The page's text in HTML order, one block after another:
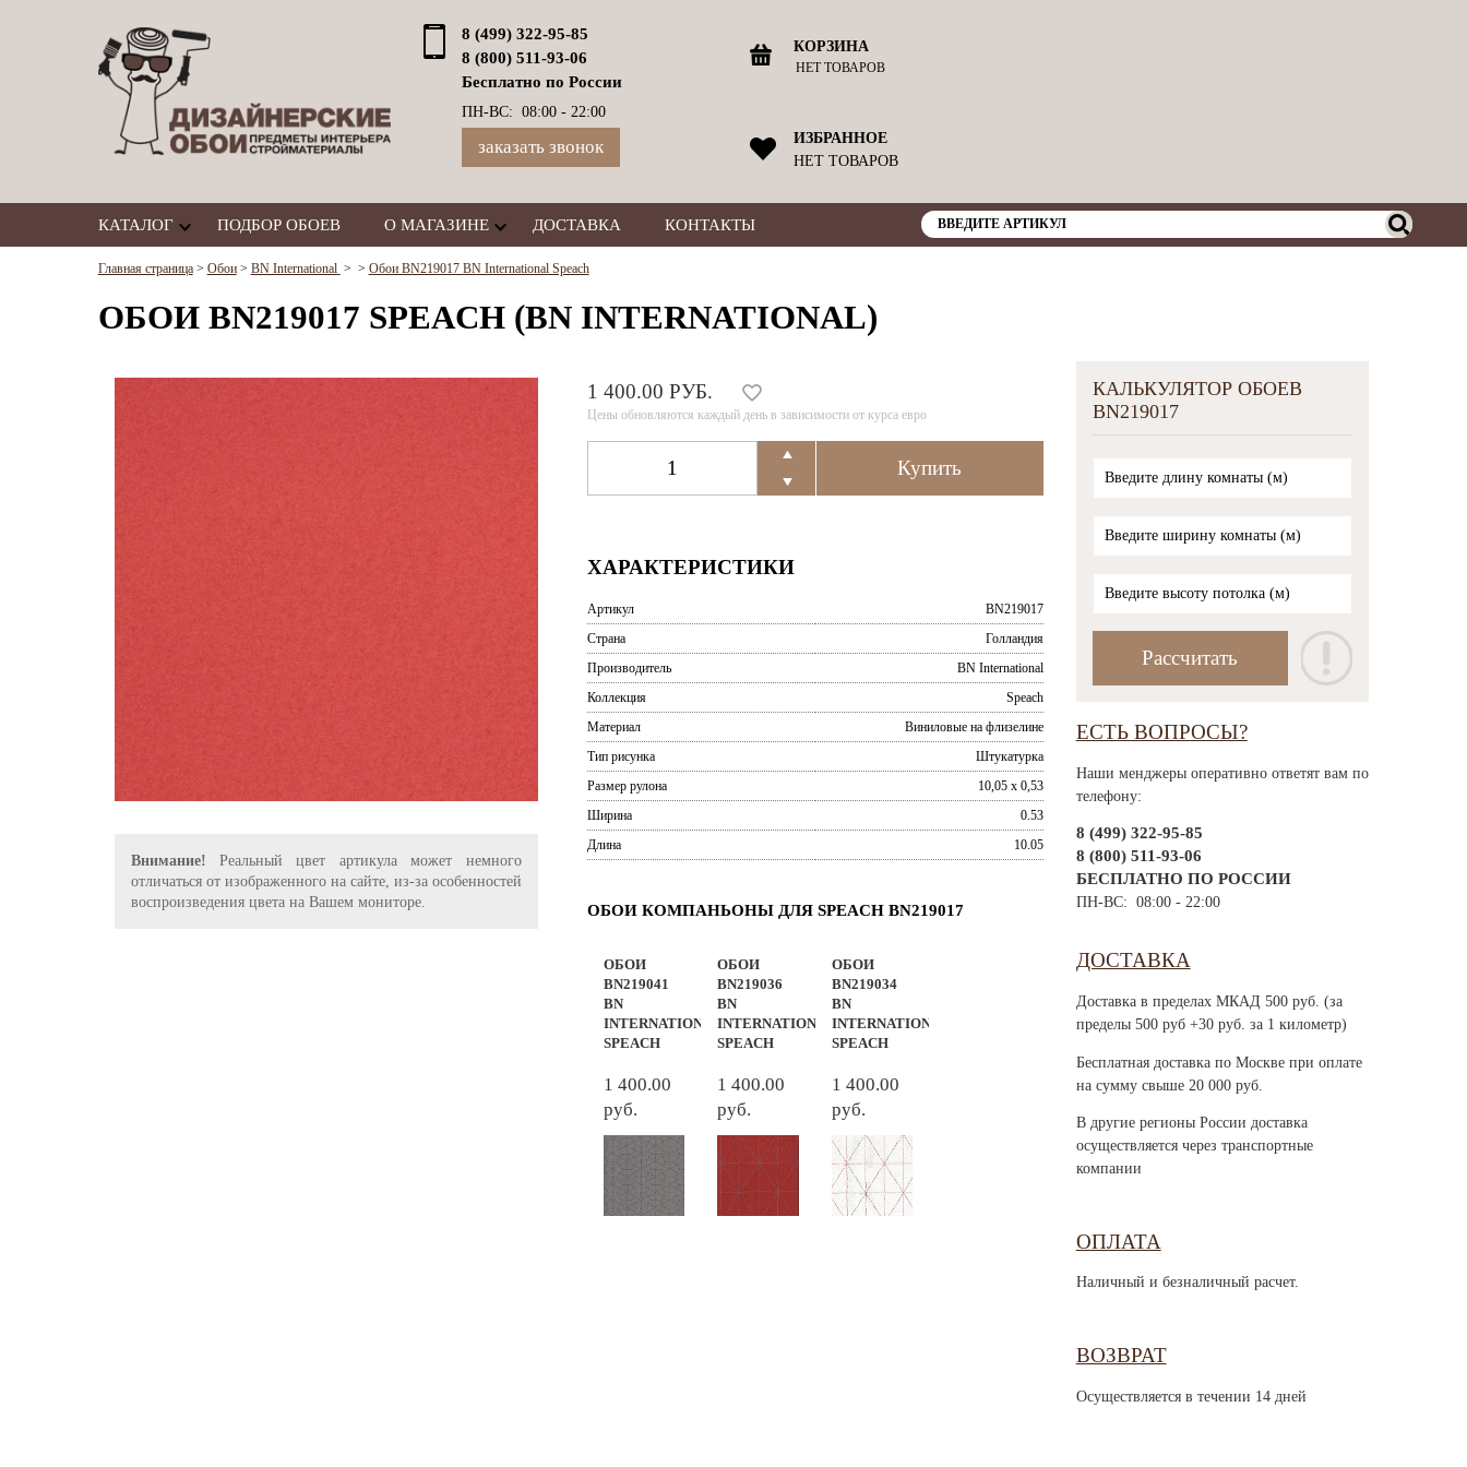
8 (499) 322-95-85
8 (800) 511-93-06
Бесплатно по России
ПН-ВС: 08:00 - 22:00
заказать звонок
КОРЗИНА
НЕТ ТОВАРОВ
ИЗБРАННОЕ
НЕТ ТОВАРОВ
КАТАЛОГ ПОДБОР ОБОЕВ О МАГАЗИНЕ ДОСТАВКА КОНТАКТЫ
Главная страница> Обои> BN International > > Обои BN219017 BN International Speach
ОБОИ BN219017 SPEACH (BN INTERNATIONAL)
Внимание! Реальный цвет артикула может немного
отличаться от изображенного на сайте, из-за особенностей
воспроизведения цвета на Вашем мониторе.
1 400.00 РУБ.
Цены обновляются каждый день в зависимости от курса евро
ХАРАКТЕРИСТИКИ
Артикул
BN219017
Страна
Голландия
Производитель
BN International
Коллекция
Speach
Материал
Виниловые на флизелине
Тип рисунка
Штукатурка
Размер рулона
10,05 x 0,53
Ширина
0.53
Длина
10.05
ОБОИ КОМПАНЬОНЫ ДЛЯ SPEACH BN219017
ОБОИ
BN219041
BN
INTERNATIONAL
SPEACH
1 400.00
руб.
ОБОИ
BN219036
BN
INTERNATIONAL
SPEACH
1 400.00
руб.
ОБОИ
BN219034
BN
INTERNATIONAL
SPEACH
1 400.00
руб.
КАЛЬКУЛЯТОР ОБОЕВ
BN219017
ЕСТЬ ВОПРОСЫ?
Наши менджеры оперативно ответят вам по
телефону:
8 (499) 322-95-85
8 (800) 511-93-06
БЕСПЛАТНО ПО РОССИИ
ПН-ВС: 08:00 - 22:00
ДОСТАВКА
Доставка в пределах МКАД 500 руб. (за
пределы 500 руб +30 руб. за 1 километр)
Бесплатная доставка по Москве при оплате
на сумму свыше 20 000 руб.
В другие регионы России доставка
осуществляется через транспортные
компании
ОПЛАТА
Наличный и безналичный расчет.
ВОЗВРАТ
Осуществляется в течении 14 дней